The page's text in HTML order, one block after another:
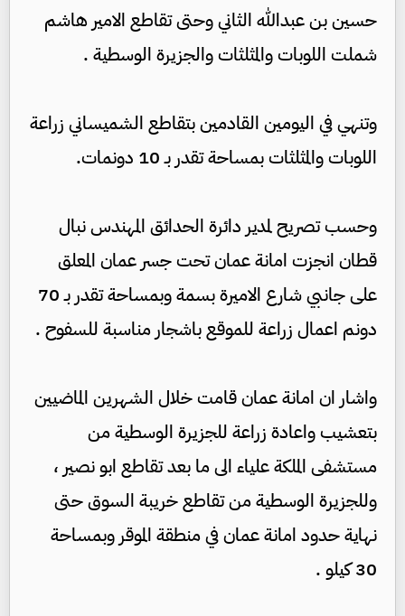
حسين بن عبدالله الثاني وحتى تقاطع الامير هاشم
شملت اللوبات والمثلثات والجزيرة الوسطية .
وتنهي في اليومين القادمين بتقاطع الشميساني زراعة
اللوبات والمثلثات بمساحة تقدر بـ 10 دونمات.
وحسب تصريح لمدير دائرة الحدائق المهندس نبال
قطان انجزت امانة عمان تحت جسر عمان المعلق
على جانبي شارع الاميرة بسمة وبمساحة تقدر بـ 70
دونم اعمال زراعة للموقع باشجار مناسبة للسفوح .
واشار ان امانة عمان قامت خلال الشهرين الماضيين
بتعشيب واعادة زراعة للجزيرة الوسطية من
مستشفى الملكة علياء الى ما بعد تقاطع ابو نصير ،
وللجزيرة الوسطية من تقاطع خريبة السوق حتى
نهاية حدود امانة عمان في منطقة الموقر وبمساحة
30 كيلو .